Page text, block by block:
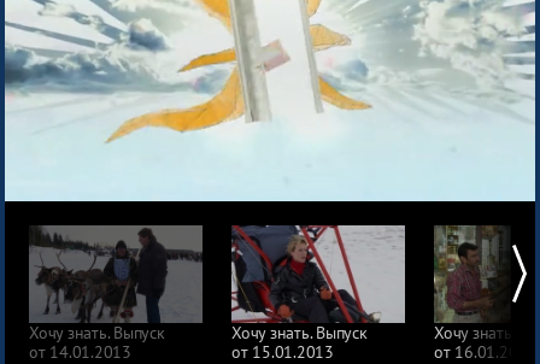
Хочу знать. Выпуск
от 14.01.2013
Хочу знать. Выпуск
от 15.01.2013
Хочу знать.
от 16.01.2013